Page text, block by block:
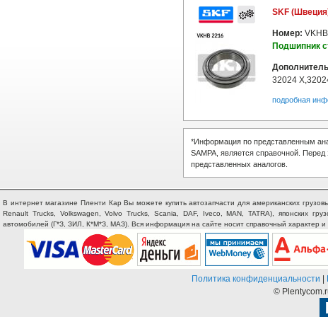
SKF
Номер:
Подшипник
32024
подробная
*Информация по представленным
SAMPA, является справочной.
представленных аналогов.
В интернет магазине Пленти Кар Вы можете купить автозапчасти для американских
Renault Trucks, Volkswagen, Volvo Trucks, Scania, DAF, Iveco, MAN, TATRA), японских
автомобилей (Г*З, ЗИЛ, К*М*З, МАЗ). Вся информация на сайте носит справочный характер
Политика конфиденциальности
©